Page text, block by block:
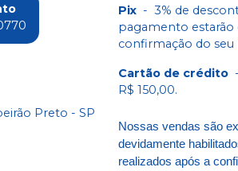
Preto - SP
Pix - 3% de
pagamento estarão
confirmação do seu
Cartão de crédito -
R$ 150,00.
Nossas vendas são
devidamente
realizados após a